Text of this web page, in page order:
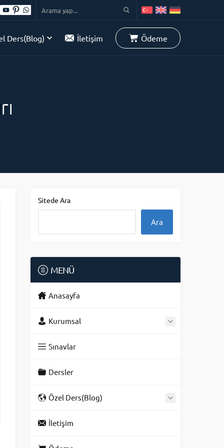
Ders(Blog) İletişim Ödeme
Sitede Ara
MENÜ
Anasayfa
Kurumsal
Sınavlar
Dersler
Özel Ders(Blog)
İletişim